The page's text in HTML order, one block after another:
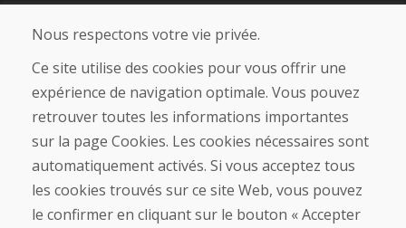
Blog
À propos de nous
Boutique
Contact
Achat
Boutique en ligne
Expédition et paiement
Procédure de réclamation
Politique de retour et d’échange
Nous respectons votre vie privée.
Ce site utilise des cookies pour vous offrir une
expérience de navigation optimale. Vous pouvez
retrouver toutes les informations importantes
sur la page Cookies. Les cookies nécessaires sont
automatiquement activés. Si vous acceptez tous
les cookies trouvés sur ce site Web, vous pouvez
le confirmer en cliquant sur le bouton « Accepter